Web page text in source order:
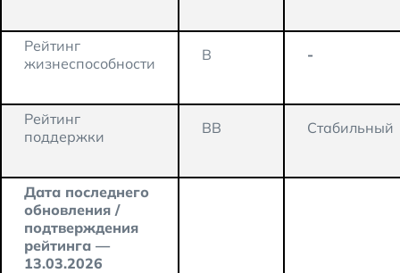
Рейтинг
жизнеспособности
B -
Рейтинг
поддержки
BB Стабильный
Дата последнего
обновления /
подтверждения
рейтинга —
13.03.2026